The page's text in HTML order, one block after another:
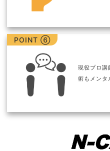
POINT ⑥
現役プロ講
術もメンタ